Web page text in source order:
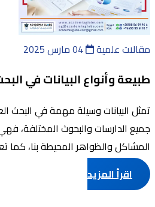
مقالات علمية
طبيعة وأنواع البيانات في
تمثل البيانات وسيلة مهمة في البحث
جميع الدارسات والبحوث المختلفة،
المشاكل والظواهر المحيطة بنا، كما
تحدد من خلالها قرارات ...
اقرأ المزيد